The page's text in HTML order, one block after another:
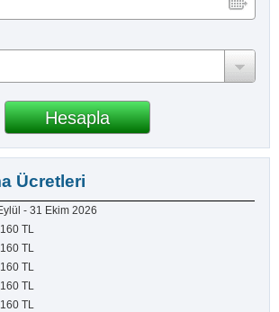
Ücretleri
- 31 Ekim 2026
TL
TL
TL
TL
TL